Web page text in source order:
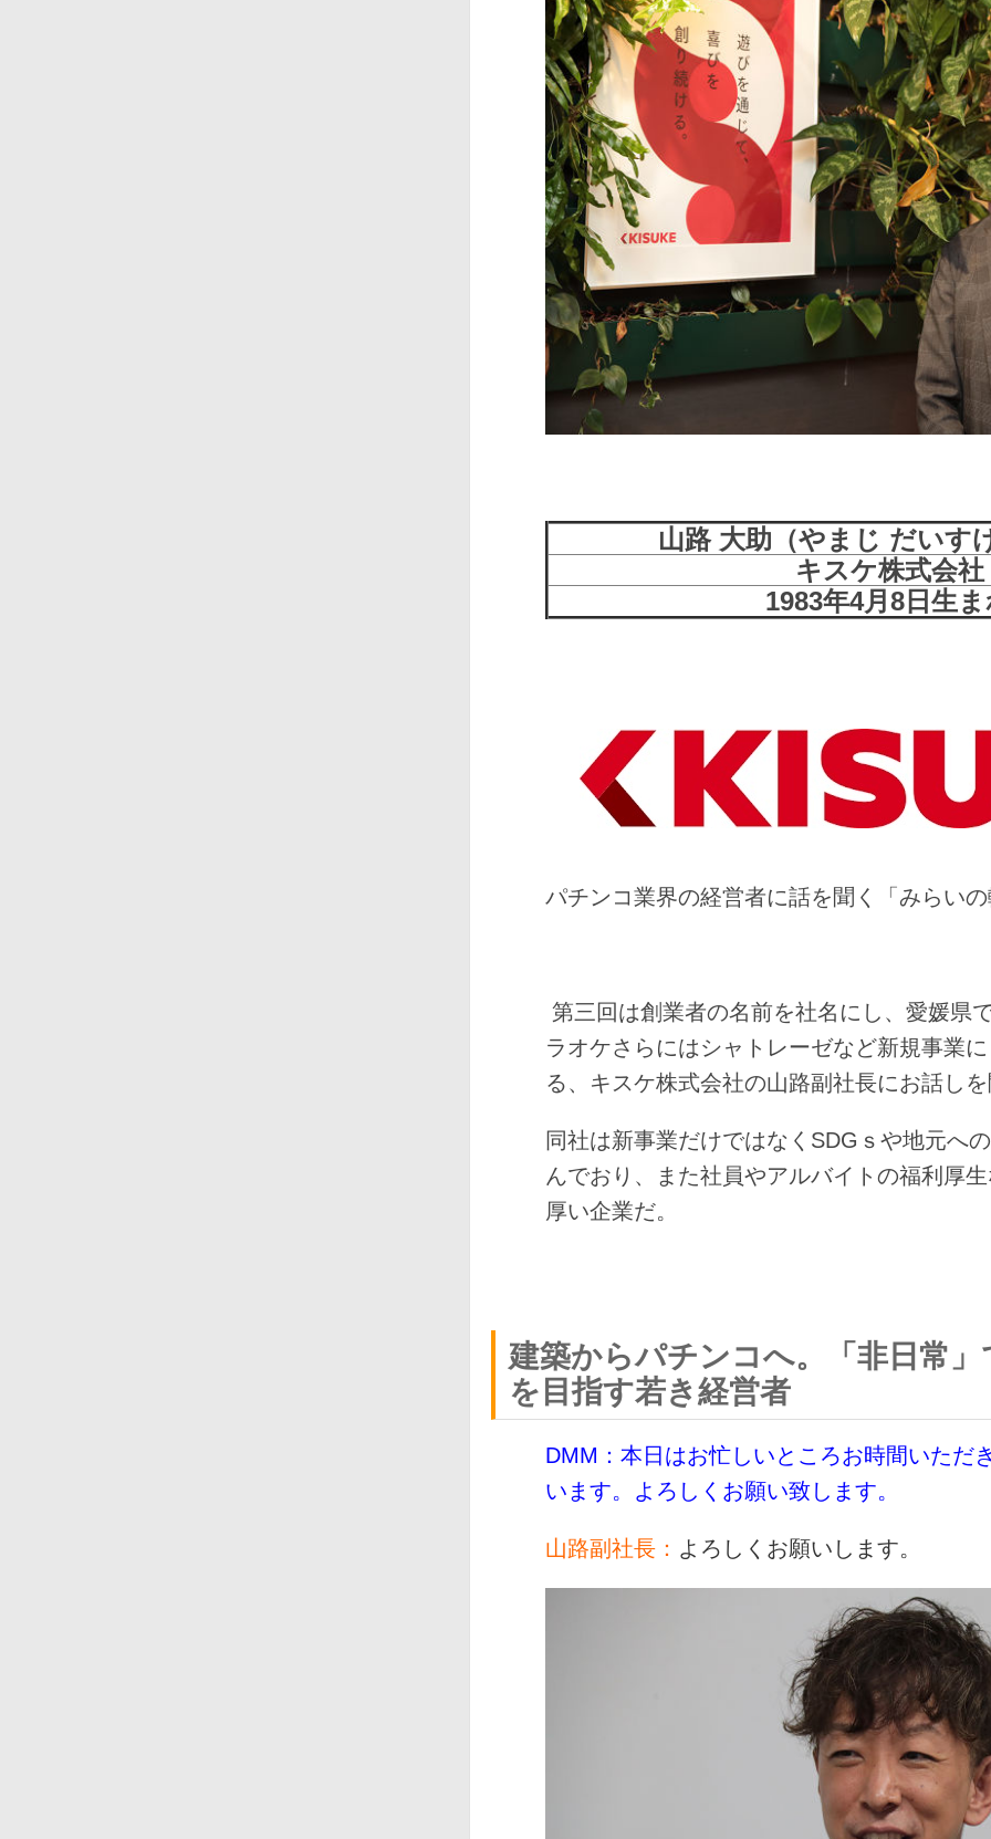
山路 大助（やまじ だいす
キスケ株式会社
1983年4月8日生
パチンコ業界の経営者に話を聞く「みらい
第三回は創業者の名前を社名にし、愛媛県
ラオケさらにはシャトレーゼなど新規事業
る、キスケ株式会社の山路副社長にお話し
同社は新事業だけではなくSDGｓや地元へ
んでおり、また社員やアルバイトの福利厚
厚い企業だ。
建築からパチンコへ。「非日常
を目指す若き経営者
DMM：本日はお忙しいところお時間いただ
います。よろしくお願い致します。
山路副社長： よろしくお願いします。